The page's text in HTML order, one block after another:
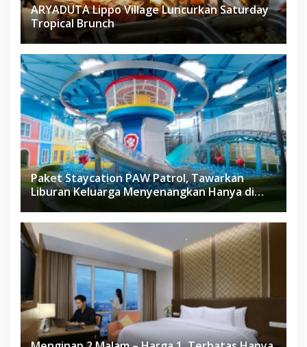
ARYADUTA Lippo Village Luncurkan Saturday
Tropical Brunch
Paket Staycation PAW Patrol, Tawarkan
Liburan Keluarga Menyenangkan Hanya di
Herloom Hotel BSD